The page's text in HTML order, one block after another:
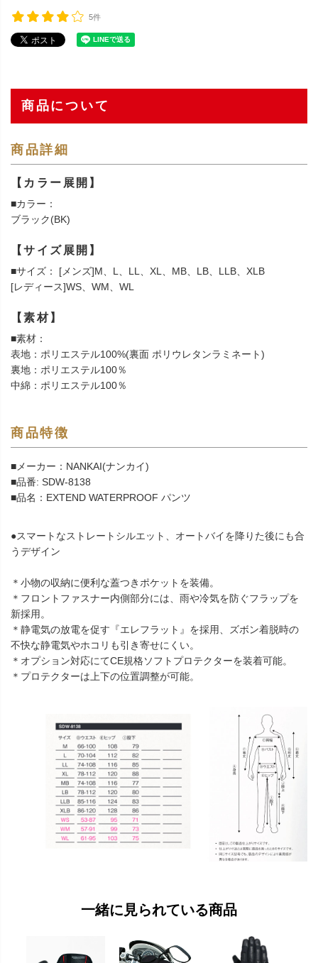
5件
商品について
商品詳細
【カラー展開】
■カラー：
ブラック(BK)
【サイズ展開】
■サイズ： [メンズ]M、L、LL、XL、MB、LB、LLB、XLB
[レディース]WS、WM、WL
【素材】
■素材：
表地：ポリエステル100%(裏面 ポリウレタンラミネート)
裏地：ポリエステル100％
中綿：ポリエステル100％
商品特徴
■メーカー：NANKAI(ナンカイ)
■品番: SDW-8138
■品名：EXTEND WATERPROOF パンツ
●スマートなストレートシルエット、オートバイを降りた後にも合
うデザイン
＊小物の収納に便利な蓋つきポケットを装備。
＊フロントファスナー内側部分には、雨や冷気を防ぐフラップを
新採用。
＊静電気の放電を促す『エレフラット』を採用、ズボン着脱時の
不快な静電気やホコリも引き寄せにくい。
＊オプション対応にてCE規格ソフトプロテクターを装着可能。
＊プロテクターは上下の位置調整が可能。
一緒に見られている商品